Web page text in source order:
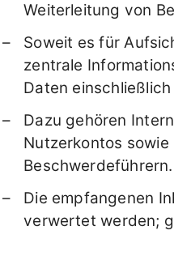
Weiterleitung von
Soweit es für
zentrale
Daten
Dazu gehören
Nutzerkontos
Beschwerdeführern.
Die empfangenen
verwertet werden;